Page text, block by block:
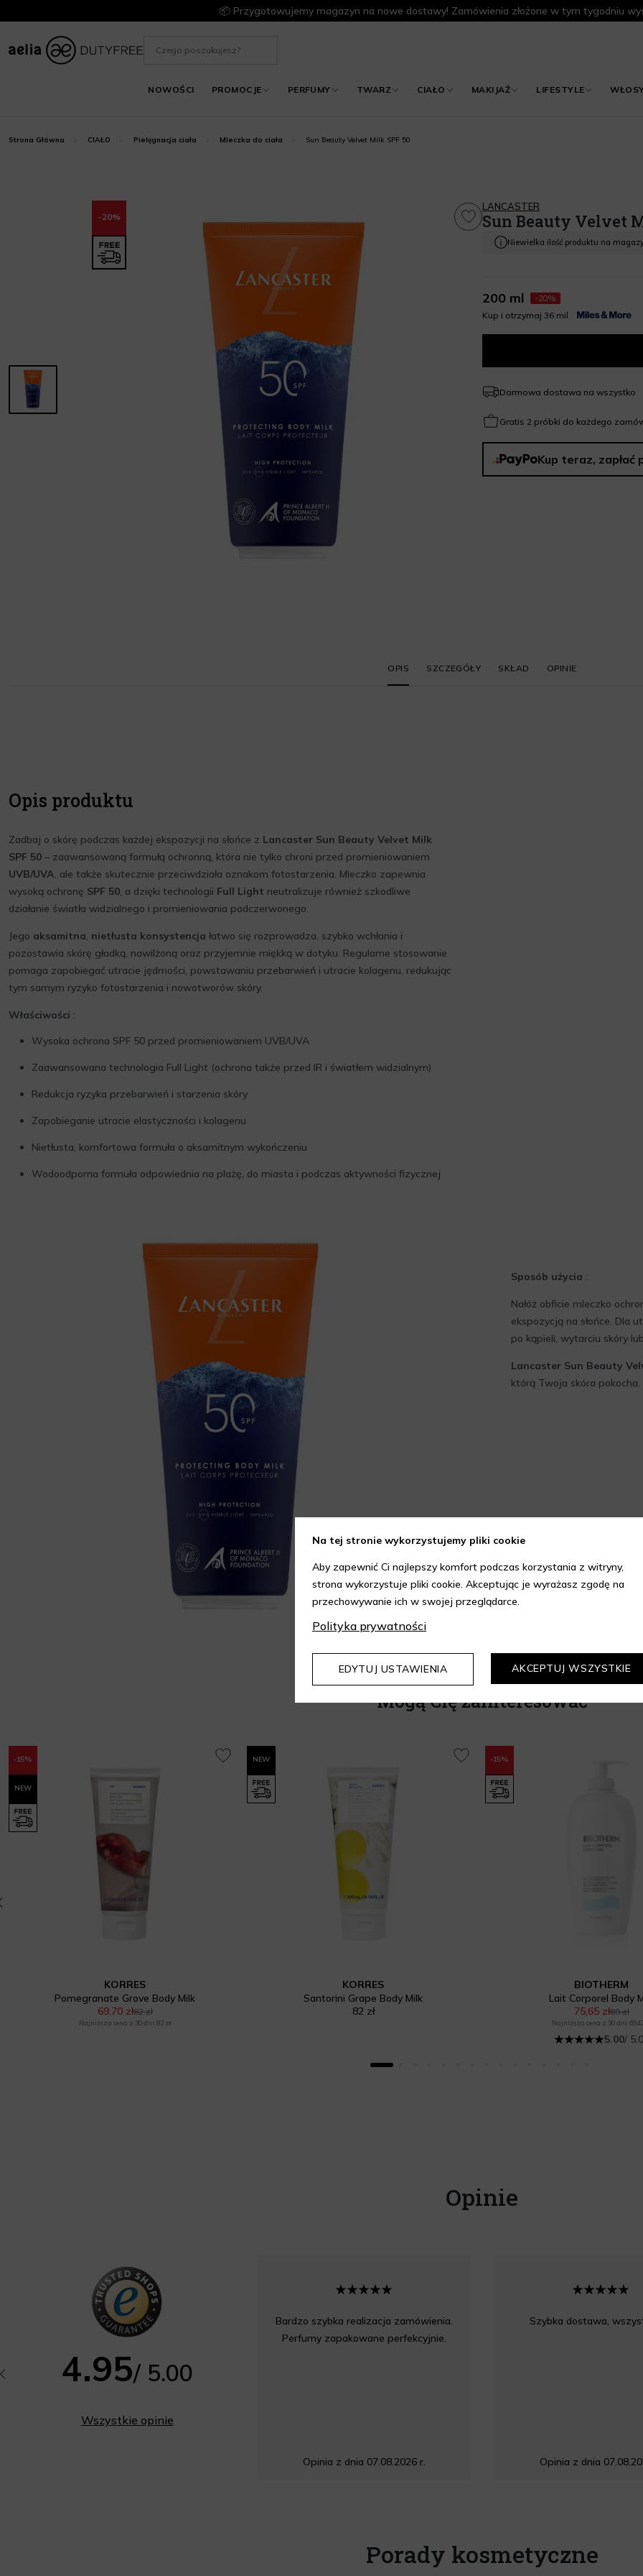
📦 Przygotowujemy magazyn na nowe dostawy! Zamówienia złożone w tym tygodniu
NOWOŚCI PROMOCJE PERFUMY TWARZ CIAŁO MAKIJAŻ LIFESTYLE
Strona Główna CIAŁO Pielęgnacja ciała Mleczka do ciała Sun Beauty Velvet Milk SPF 50
-20%
LANCASTER
Sun Beauty Velvet
Niewielka ilość produktu na
200 ml
-20%
Kup i otrzymaj 36 mil
Darmowa dostawa na wszystko
Gratis 2 próbki do każdego
Kup teraz, zapłać
OPIS SZCZEGÓŁY SKŁAD OPINIE
Opis produktu
Zadbaj o skórę podczas każdej ekspozycji na słońce z Lancaster Sun Beauty Velvet Milk
SPF 50 – zaawansowaną formułą ochronną, która nie tylko chroni przed promieniowaniem
UVB/UVA, ale także skutecznie przeciwdziała oznakom fotostarzenia. Mleczko zapewnia
wysoką ochronę SPF 50, a dzięki technologii Full Light neutralizuje również szkodliwe
działanie światła widzialnego i promieniowania podczerwonego.
Jego aksamitna, nietłusta konsystencja łatwo się rozprowadza, szybko wchłania i
pozostawia skórę gładką, nawilżoną oraz przyjemnie miękką w dotyku. Regularne stosowanie
pomaga zapobiegać utracie jędrności, powstawaniu przebarwień i utracie kolagenu, redukując
tym samym ryzyko fotostarzenia i nowotworów skóry.
Właściwości :
Wysoka ochrona SPF 50 przed promieniowaniem UVB/UVA
Zaawansowana technologia Full Light (ochrona także przed IR i światłem widzialnym)
Redukcja ryzyka przebarwień i starzenia skóry
Zapobieganie utracie elastyczności i kolagenu
Nietłusta, komfortowa formuła o aksamitnym wykończeniu
Wodoodporna formuła odpowiednia na plażę, do miasta i podczas aktywności fizycznej
Sposób użycia :
Nałóż obficie mleczko
ekspozycją na słońce. Dla
po kąpieli, wytarciu skóry
Lancaster Sun Beauty
którą Twoja skóra pokocha.
Mogą Cię zainteresować
-15%
NEW
KORRES
Pomegranate Grove Body Milk
69,70 zł82 zł
Najniższa cena z 30 dni: 82 zł
NEW
KORRES
Santorini Grape Body Milk
82 zł
-15%
BIOTHERM
Lait Corporel Body
75,65 zł89 zł
Najniższa cena z 30 dni:
5.00/
Opinie
4.95/ 5.00
Wszystkie opinie
Bardzo szybka realizacja zamówienia.
Perfumy zapakowane perfekcyjnie.
Opinia z dnia 07.08.2026 r.
Szybka dostawa,
Opinia z dnia
Porady kosmetyczne
Na tej stronie wykorzystujemy pliki cookie
Aby zapewnić Ci najlepszy komfort podczas korzystania z witryny,
strona wykorzystuje pliki cookie. Akceptując je wyrażasz zgodę na
przechowywanie ich w swojej przeglądarce.
Polityka prywatności
EDYTUJ USTAWIENIA AKCEPTUJ WSZYSTKIE